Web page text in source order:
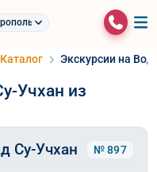
Каталог Экскурсии на
Учхан из
Су-Учхан № 897